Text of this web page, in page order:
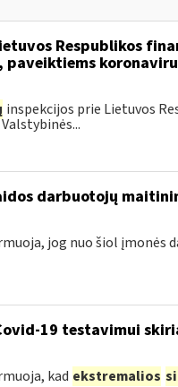
Respublikos
inspekcijos prie Lietuvos
darbuotojų
jog nuo šiol įmonės
19 testavimui
kad ekstremalios